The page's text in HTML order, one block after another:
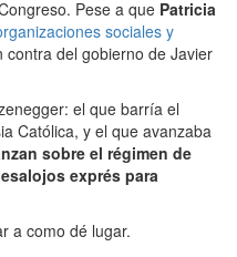
Pese a que Patricia
sociales y
del gobierno de Javier
el que barría el
Católica, y el que avanzaba
sobre el régimen de
exprés para
a como dé lugar.